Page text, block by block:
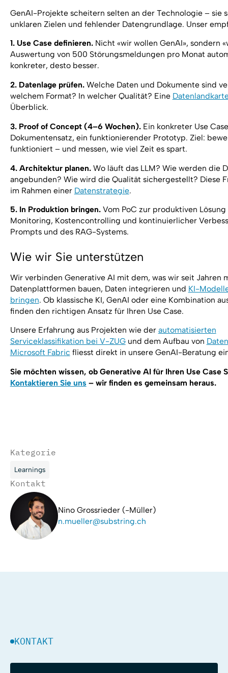
Kategorie
Learnings
Kontakt
Nino Grossrieder (-Müller)
n.mueller@substring.ch
GenAI-Projekte scheitern selten an der Technologie – sie
unklaren Zielen und fehlender Datengrundlage. Unser
1. Use Case definieren.Nicht «wir wollen GenAI», sondern
Auswertung von 500 Störungsmeldungen pro Monat
konkreter, desto besser.
2. Datenlage prüfen.Welche Daten und Dokumente sind
welchem Format? In welcher Qualität? Eine
Überblick.
3. Proof of Concept (4–6 Wochen).Ein konkreter Use
Dokumentensatz, ein funktionierender Prototyp. Ziel:
funktioniert – und messen, wie viel Zeit es spart.
4. Architektur planen.Wo läuft das LLM? Wie werden die
angebunden? Wie wird die Qualität sichergestellt? Diese
im Rahmen einer Datenstrategie.
5. In Produktion bringen.Vom PoC zur produktiven Lösung
Monitoring, Kostencontrolling und kontinuierlicher
Prompts und des RAG-Systems.
Wie wir Sie unterstützen
Wir verbinden Generative AI mit dem, was wir seit Jahren
Datenplattformen bauen, Daten integrieren und KI-
bringen. Ob klassische KI, GenAI oder eine Kombination
finden den richtigen Ansatz für Ihren Use Case.
Unsere Erfahrung aus Projekten wie der automatisierten
Serviceklassifikation bei V-ZUGund dem Aufbau von
Microsoft Fabric fliesst direkt in unsere GenAI-Beratung
Sie möchten wissen, ob Generative AI für Ihren Use Case
Kontaktieren Sie uns – wir finden es gemeinsam heraus.
KONTAKT